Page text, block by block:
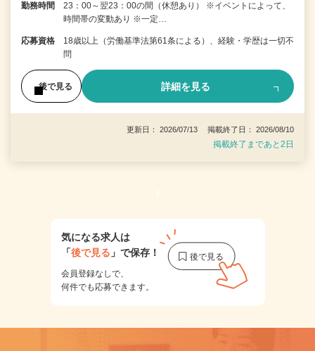
勤務時間
23：00～翌23：00の間（休憩あり） ※イベントによって、
時間帯の変動あり ※一定…
応募資格
18歳以上（労働基準法第61条による）、経験・学歴は一切不
問
後で見る 詳細を見る
更新日： 2026/07/13 掲載終了日： 2026/08/10
掲載終了まであと2日
1
気になる求人は
「後で見る 」で保存！
会員登録なしで、
何件でも応募できます。